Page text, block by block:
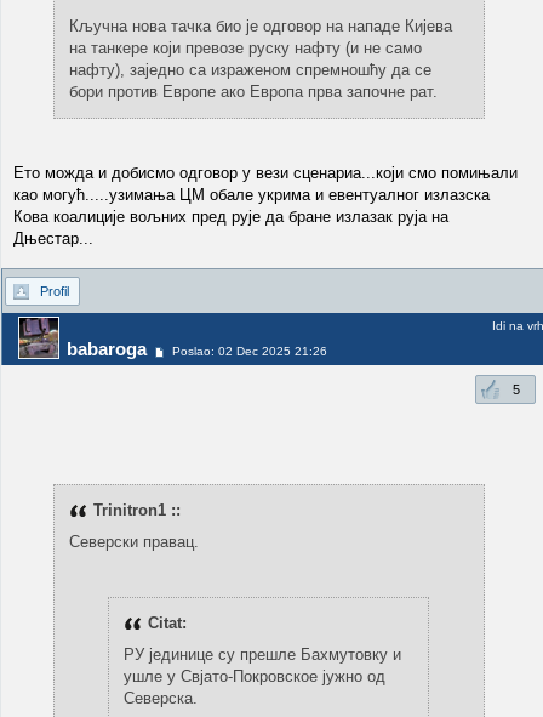
Кључна нова тачка био је одговор на нападе Кијева
на танкере који превозе руску нафту (и не само
нафту), заједно са израженом спремношћу да се
бори против Европе ако Европа прва започне рат.
Ето можда и добисмо одговор у вези сценариа...који смо помињали
као могућ.....узимања ЦМ обале укрима и евентуалног излазска
Кова коалиције вољних пред рује да бране излазак руја на
Дњестар...
Profil
babaroga Poslao: 02 Dec 2025 21:26
Idi na vrh
5
Trinitron1 ::
Северски правац.
Citat:
РУ јединице су прешле Бахмутовку и
ушле у Свјато-Покровское јужно од
Северска.